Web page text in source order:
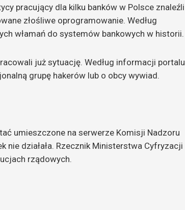
pracujący dla kilku banków w Polsce znaleźli
złośliwe oprogramowanie. Według
włamań do systemów bankowych w historii.
już sytuację. Według informacji portalu
grupę hakerów lub o obcy wywiad.
umieszczone na serwerze Komisji Nadzoru
nie działała. Rzecznik Ministerstwa Cyfryzacji
rządowych.